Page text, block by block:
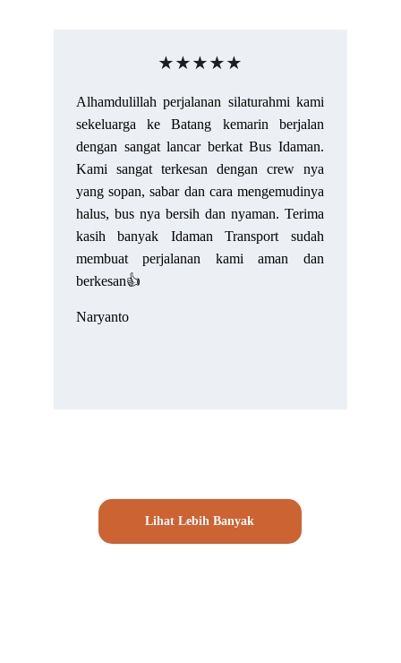
Alhamdulillah perjalanan silaturahmi kami
sekeluarga ke Batang kemarin berjalan
dengan sangat lancar berkat Bus Idaman.
Kami sangat terkesan dengan crew nya
yang sopan, sabar dan cara mengemudinya
halus, bus nya bersih dan nyaman. Terima
kasih banyak Idaman Transport sudah
membuat perjalanan kami aman dan
berkesan👍
Naryanto
★★★★★
Lihat Lebih Banyak